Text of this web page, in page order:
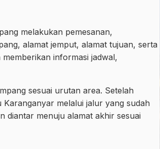
melakukan pemesanan,
alamat jemput, alamat tujuan, serta
informasi jadwal,
sesuai urutan area. Setelah
melalui jalur yang sudah
diantar menuju alamat akhir sesuai